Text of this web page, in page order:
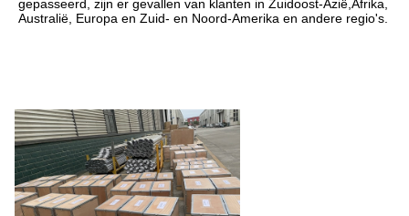
gepasseerd, zijn er gevallen van klanten in Zuidoost-Azië,Afrika,
Australië, Europa en Zuid- en Noord-Amerika en andere regio's.